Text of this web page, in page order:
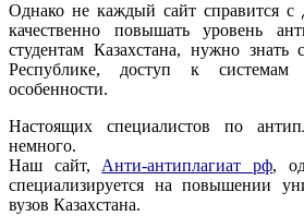
Однако не каждый сайт справится с
качественно повышать уровень
студентам Казахстана, нужно
Республике, доступ к
особенности.
Настоящих специалистов по
немного.
Наш сайт, Анти-антиплагиат рф,
специализируется на повышении
вузов Казахстана.